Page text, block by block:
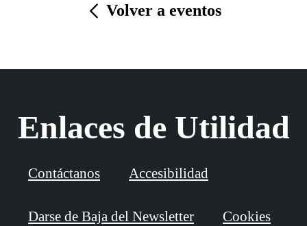
Volver a eventos
Enlaces de Utilidad
Contáctanos Accesibilidad
Darse de Baja del Newsletter Cookies